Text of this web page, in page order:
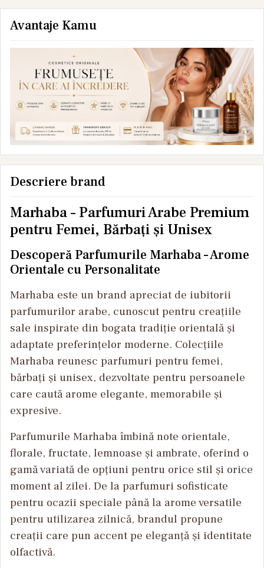
Avantaje Kamu
Descriere brand
Marhaba – Parfumuri Arabe Premium
pentru Femei, Bărbați și Unisex
Descoperă Parfumurile Marhaba – Arome
Orientale cu Personalitate
Marhaba este un brand apreciat de iubitorii
parfumurilor arabe, cunoscut pentru creațiile
sale inspirate din bogata tradiție orientală și
adaptate preferințelor moderne. Colecțiile
Marhaba reunesc parfumuri pentru femei,
bărbați și unisex, dezvoltate pentru persoanele
care caută arome elegante, memorabile și
expresive.
Parfumurile Marhaba îmbină note orientale,
florale, fructate, lemnoase și ambrate, oferind o
gamă variată de opțiuni pentru orice stil și orice
moment al zilei. De la parfumuri sofisticate
pentru ocazii speciale până la arome versatile
pentru utilizarea zilnică, brandul propune
creații care pun accent pe eleganță și identitate
olfactivă.